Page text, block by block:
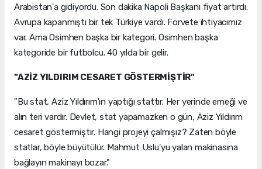
Arabistan'a gidiyordu. Son dakika Napoli Başkanı fiyat artırdı.
Avrupa kapanmıştı bir tek Türkiye vardı. Forvete ihtiyacımız
var. Ama Osimhen başka bir kategori. Osimhen başka
kategoride bir futbolcu. 40 yılda bir gelir.
"AZİZ YILDIRIM CESARET GÖSTERMİŞTİR"
"Bu stat, Aziz Yıldırım'ın yaptığı stattır. Her yerinde emeği ve
alın teri vardır. Devlet, stat yapamazken o gün, Aziz Yıldırım
cesaret göstermiştir. Hangi projeyi çalmışız? Zaten böyle
statlar, böyle büyütülür. Mahmut Uslu'yu yalan makinasına
bağlayın makinayı bozar."